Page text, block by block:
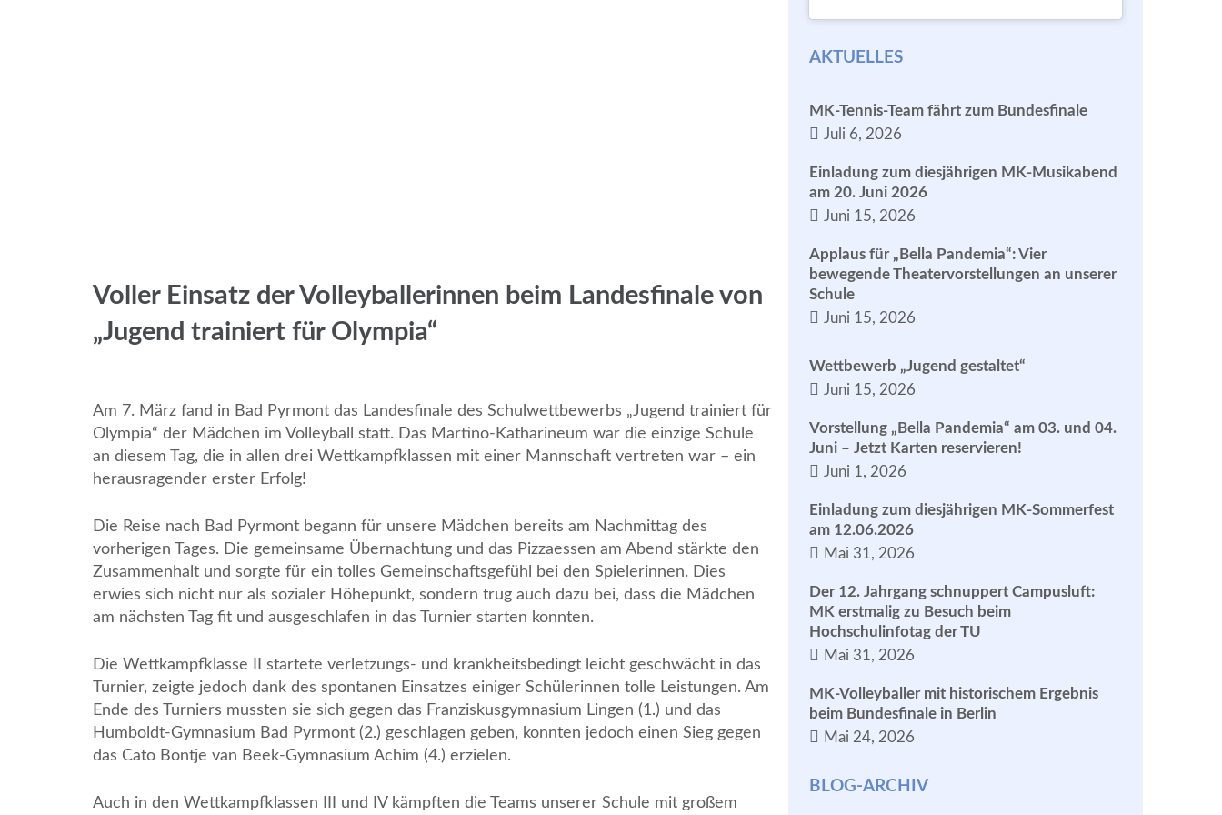
Voller Einsatz der Volleyballerinnen beim Landesfinale von
„Jugend trainiert für Olympia“
Am 7. März fand in Bad Pyrmont das Landesfinale des Schulwettbewerbs „Jugend trainiert für
Olympia“ der Mädchen im Volleyball statt. Das Martino-Katharineum war die einzige Schule
an diesem Tag, die in allen drei Wettkampfklassen mit einer Mannschaft vertreten war – ein
herausragender erster Erfolg!
Die Reise nach Bad Pyrmont begann für unsere Mädchen bereits am Nachmittag des
vorherigen Tages. Die gemeinsame Übernachtung und das Pizzaessen am Abend stärkte den
Zusammenhalt und sorgte für ein tolles Gemeinschaftsgefühl bei den Spielerinnen. Dies
erwies sich nicht nur als sozialer Höhepunkt, sondern trug auch dazu bei, dass die Mädchen
am nächsten Tag fit und ausgeschlafen in das Turnier starten konnten.
Die Wettkampfklasse II startete verletzungs- und krankheitsbedingt leicht geschwächt in das
Turnier, zeigte jedoch dank des spontanen Einsatzes einiger Schülerinnen tolle Leistungen. Am
Ende des Turniers mussten sie sich gegen das Franziskusgymnasium Lingen (1.) und das
Humboldt-Gymnasium Bad Pyrmont (2.) geschlagen geben, konnten jedoch einen Sieg gegen
das Cato Bontje van Beek-Gymnasium Achim (4.) erzielen.
Auch in den Wettkampfklassen III und IV kämpften die Teams unserer Schule mit großem
AKTUELLES
MK-Tennis-Team fährt zum Bundesfinale
Juli 6, 2026
Einladung zum diesjährigen MK-Musikabend
am 20. Juni 2026
Juni 15, 2026
Applaus für „Bella Pandemia“: Vier
bewegende Theatervorstellungen an unserer
Schule
Juni 15, 2026
Wettbewerb „Jugend gestaltet“
Juni 15, 2026
Vorstellung „Bella Pandemia“ am 03. und 04.
Juni – Jetzt Karten reservieren!
Juni 1, 2026
Einladung zum diesjährigen MK-Sommerfest
am 12.06.2026
Mai 31, 2026
Der 12. Jahrgang schnuppert Campusluft:
MK erstmalig zu Besuch beim
Hochschulinfotag der TU
Mai 31, 2026
MK-Volleyballer mit historischem Ergebnis
beim Bundesfinale in Berlin
Mai 24, 2026
BLOG-ARCHIV